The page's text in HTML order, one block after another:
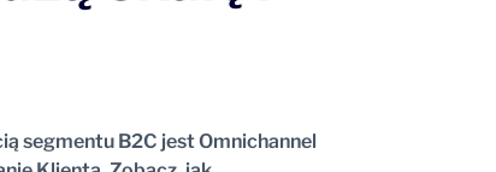
segmentu B2C jest Omnichannel